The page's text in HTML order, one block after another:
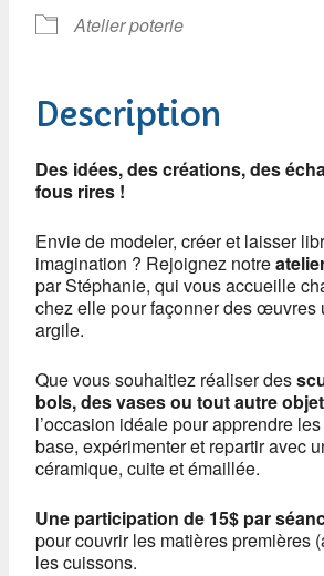
Atelier poterie
Description
Des idées, des créations, des
fous rires !
Envie de modeler, créer et laisser
imagination ? Rejoignez notre
par Stéphanie, qui vous accueille
chez elle pour façonner des œuvres
argile.
Que vous souhaitiez réaliser des
bols, des vases ou tout autre objet
l’occasion idéale pour apprendre
base, expérimenter et repartir avec
céramique, cuite et émaillée.
Une participation de 15$ par
pour couvrir les matières premières
les cuissons.